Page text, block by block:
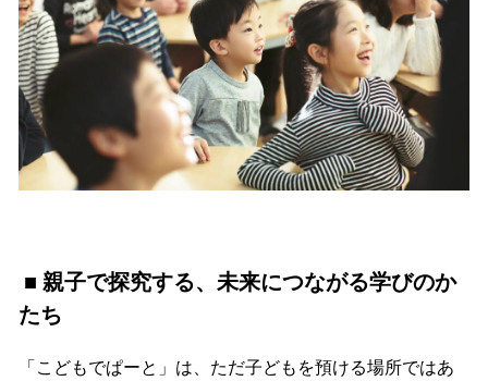
■ 親子で探究する、未来につながる学びのか
たち
「こどもでぱーと」は、ただ子どもを預ける場所ではあ